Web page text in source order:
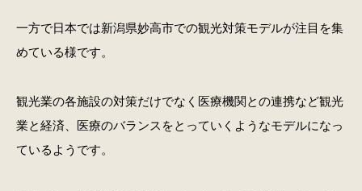
一方で日本では新潟県妙高市での観光対策モデルが注目を集
めている様です。
観光業の各施設の対策だけでなく医療機関との連携など観光
業と経済、医療のバランスをとっていくようなモデルになっ
ているようです。